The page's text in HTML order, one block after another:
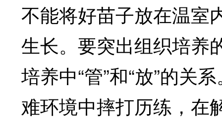
不能将好苗子放在温室
生长。要突出组织培养
培养中“管”和“放”的关
难环境中摔打历练，在